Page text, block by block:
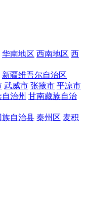
华南地区 西南地区 西
新疆维吾尔自治区
武威市 张掖市 平凉市
治州 甘南藏族自治
族自治县 秦州区 麦积